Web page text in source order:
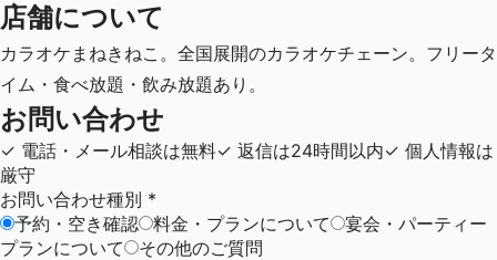
店舗について
カラオケまねきねこ。全国展開のカラオケチェーン。フリータ
イム・食べ放題・飲み放題あり。
お問い合わせ
✓ 電話・メール相談は無料✓ 返信は24時間以内✓ 個人情報は
厳守
お問い合わせ種別 *
予約・空き確認
料金・プランについて
宴会・パーティー
プランについて
その他のご質問